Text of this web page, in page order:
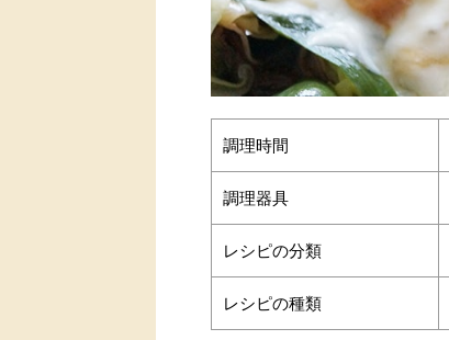
調理時間
調理器具
レシピの分類
レシピの種類